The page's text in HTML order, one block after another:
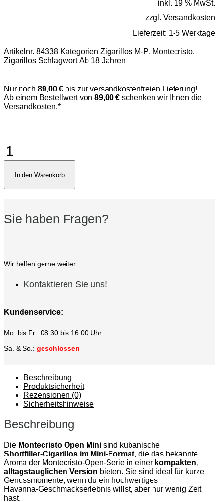
inkl. 19 % MwSt.
zzgl. Versandkosten
Lieferzeit: 1-5 Werktage
Artikelnr. 84338 Kategorien Zigarillos M-P, Montecristo,
Zigarillos Schlagwort Ab 18 Jahren
Nur noch 89,00 € bis zur versandkostenfreien Lieferung!
Ab einem Bestellwert von 89,00 € schenken wir Ihnen die
Versandkosten.*
Montecristo
Open
Mini
MengeIn den Warenkorb
Sie haben Fragen?
Wir helfen gerne weiter
Kontaktieren Sie uns!
Kundenservice:
Mo. bis Fr.: 08.30 bis 16.00 Uhr
Sa. & So.: geschlossen
Beschreibung
Produktsicherheit
Rezensionen (0)
Sicherheitshinweise
Beschreibung
Die Montecristo Open Mini sind kubanische
Shortfiller‑Cigarillos im Mini‑Format, die das bekannte
Aroma der Montecristo‑Open‑Serie in einer kompakten,
alltagstauglichen Version bieten. Sie sind ideal für kurze
Genussmomente, wenn du ein hochwertiges
Havanna‑Geschmackserlebnis willst, aber nur wenig Zeit
hast.